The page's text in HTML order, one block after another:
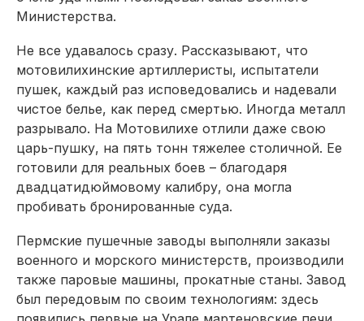
Министерства.
Не все удавалось сразу. Рассказывают, что
мотовилихинские артиллеристы, испытатели
пушек, каждый раз исповедовались и надевали
чистое белье, как перед смертью. Иногда металл
разрывало. На Мотовилихе отлили даже свою
царь-пушку, на пять тонн тяжелее столичной. Ее
готовили для реальных боев – благодаря
двадцатидюймовому калибру, она могла
пробивать бронированные суда.
Пермские пушечные заводы выполняли заказы
военного и морского министерств, производили
также паровые машины, прокатные станы. Завод
был передовым по своим технологиям: здесь